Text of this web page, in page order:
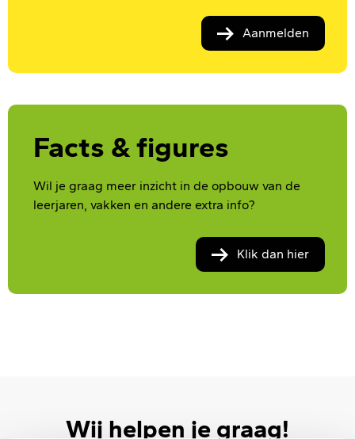
Aanmelden
Facts & figures
Wil je graag meer inzicht in de opbouw van de
leerjaren, vakken en andere extra info?
Klik dan hier
Wij helpen je graag!